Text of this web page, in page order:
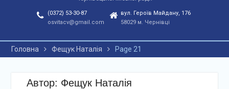
(0372) 53-30-87
osvitacv@gmail.com
вул. Героїв Майдану, 176
58029 м. Чернівці
Головна Фещук Наталія Page 21
Автор: Фещук Наталія